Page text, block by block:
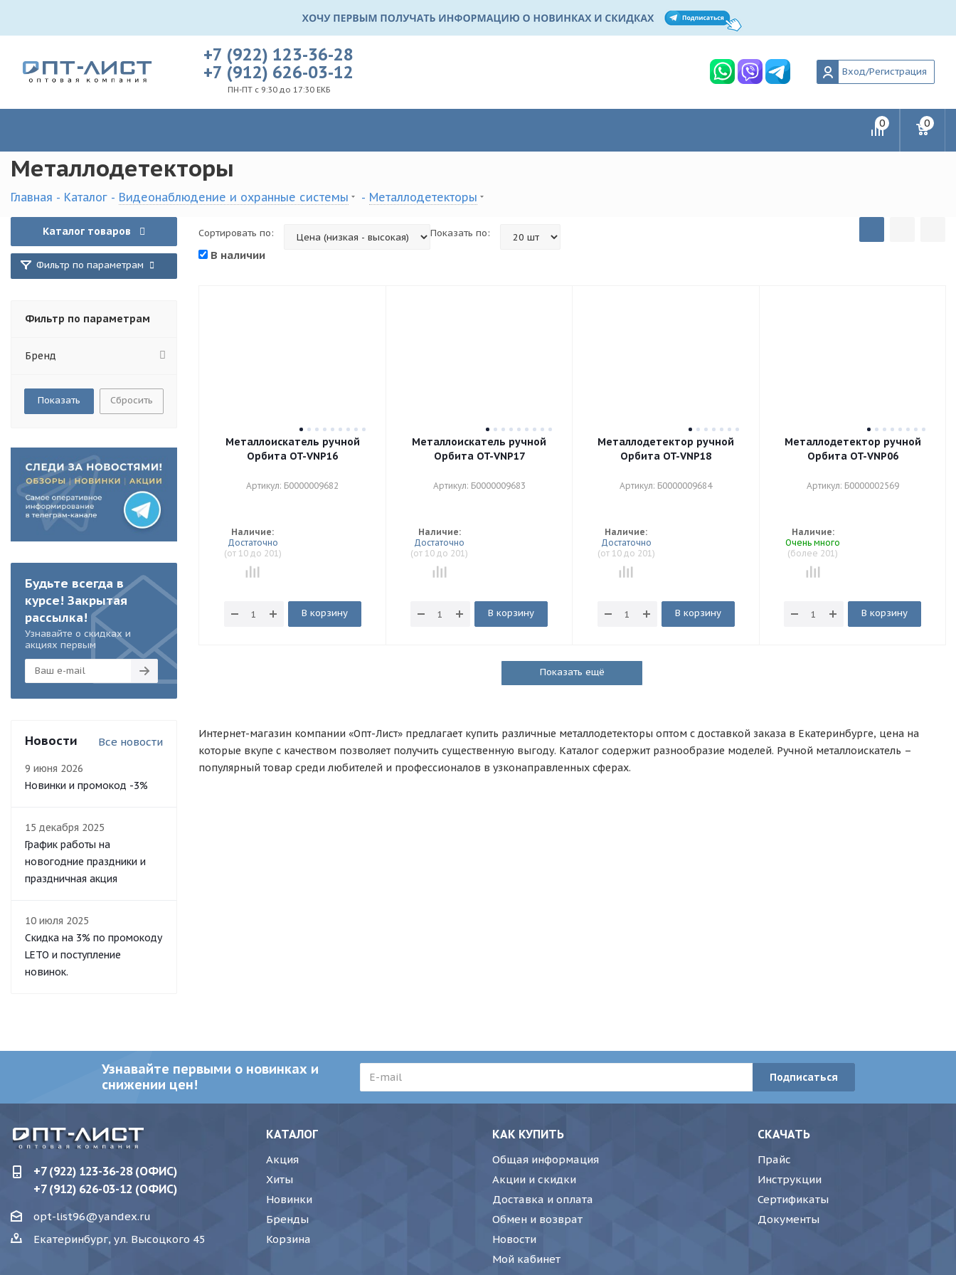
+7 (922) 123-36-28
+7 (912) 626-03-12
ПН-ПТ с 9:30 до 17:30 ЕКБ
Вход/Регистрация
0 0
Металлодетекторы
Главная - Каталог - Видеонаблюдение и охранные системы - Металлодетекторы
Сортировать по: Показать по:
В наличии
Металлоискатель ручной
Орбита OT-VNP16
Артикул: Б0000009682
Наличие:
Достаточно
(от 10 до 201)
В корзину
Металлоискатель ручной
Орбита OT-VNP17
Артикул: Б0000009683
Наличие:
Достаточно
(от 10 до 201)
В корзину
Металлодетектор ручной
Орбита OT-VNP18
Артикул: Б0000009684
Наличие:
Достаточно
(от 10 до 201)
В корзину
Металлодетектор ручной
Орбита OT-VNP06
Артикул: Б0000002569
Наличие:
Очень много
(более 201)
В корзину
Показать ещё
Интернет-магазин компании «Опт-Лист» предлагает купить различные металлодетекторы оптом с доставкой заказа в Екатеринбурге, цена на
которые вкупе с качеством позволяет получить существенную выгоду. Каталог содержит разнообразие моделей. Ручной металлоискатель –
популярный товар среди любителей и профессионалов в узконаправленных сферах.
Каталог товаров
Фильтр по параметрам
Фильтр по параметрам
Бренд
Сбросить
Будьте всегда в
курсе! Закрытая
рассылка!
Узнавайте о скидках и
акциях первым
Новости Все новости
9 июня 2026
Новинки и промокод -3%
15 декабря 2025
График работы на
новогодние праздники и
праздничная акция
10 июля 2025
Скидка на 3% по промокоду
LETO и поступление
новинок.
Узнавайте первыми о новинках и
снижении цен!
+7 (922) 123-36-28 (ОФИС)
+7 (912) 626-03-12 (ОФИС)
opt-list96@yandex.ru
Екатеринбург, ул. Высоцкого 45
КАТАЛОГ
Акция
Хиты
Новинки
Бренды
Корзина
КАК КУПИТЬ
Общая информация
Акции и скидки
Доставка и оплата
Обмен и возврат
Новости
Мой кабинет
СКАЧАТЬ
Прайс
Инструкции
Сертификаты
Документы